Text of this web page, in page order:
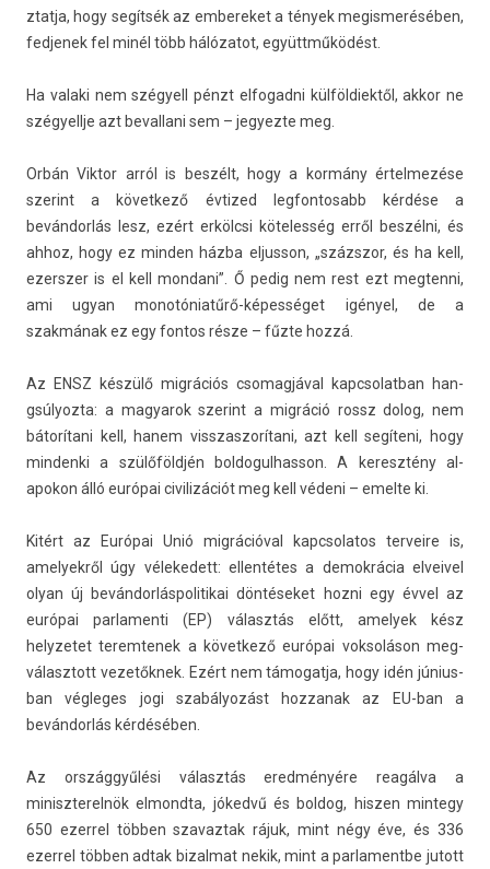
ztat­ja, hogy segítsék az em­bereket a tények megis­meréséb­en,
fed­jenek fel minél több hálózatot, együttműködést.
Ha valaki nem szégyell pénzt el­fogad­ni kül­földiek­től, akkor ne
szégyellje azt be­val­lani sem – jegyez­te meg.
Orbán Vik­tor arról is beszélt, hogy a kormány értel­mezése
szerint a követ­kező évtized leg­fontosabb kérdése a
bevándorlás lesz, ezért erkölcsi köteles­ség erről beszélni, és
ahhoz, hogy ez mind­en házba el­jusson, „százszor, és ha kell,
ezersz­er is el kell mon­dani”. Ő pedig nem rest ezt meg­tenni,
ami ugyan monotóniatűrő-képességet igényel, de a
szakmának ez egy fon­tos része – fűzte hozzá.
Az ENSZ készülő migrációs csomag­jáv­al kapcsolat­ban han­
gsúlyoz­ta: a magyarok szerint a migráció rossz dolog, nem
bátorítani kell, hanem visszas­zorítani, azt kell segíteni, hogy
min­denki a szülőföldjén bol­dogul­hasson. A keresztény al­
apokon álló európai civilizációt meg kell védeni – em­el­te ki.
Kitért az Európai Unió migrációval kapcsolatos ter­veire is,
amelyek­ről úgy vélekedett: el­lentétes a de­mok­rácia el­veivel
olyan új be­ván­dorlás­politikai döntéseket hozni egy évvel az
európai par­lamen­ti (EP) választás előtt, amelyek kész
helyzetet terem­tenek a követ­kező európai vok­soláson meg­
választott vezetőknek. Ezért nem támogat­ja, hogy idén június­
ban vég­leges jogi szabályozást hoz­zanak az EU-ban a
bevándorlás kérdésében.
Az országgyűlési választás eredményére reagálva a
miniszterel­nök el­mondta, jókedvű és bol­dog, hisz­en min­tegy
650 ezer­rel többen szavaz­tak rájuk, mint négy éve, és 336
ezer­rel többen adtak bi­zal­mat nekik, mint a par­lamentbe jutott